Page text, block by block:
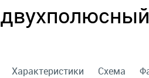
Характеристики Схема